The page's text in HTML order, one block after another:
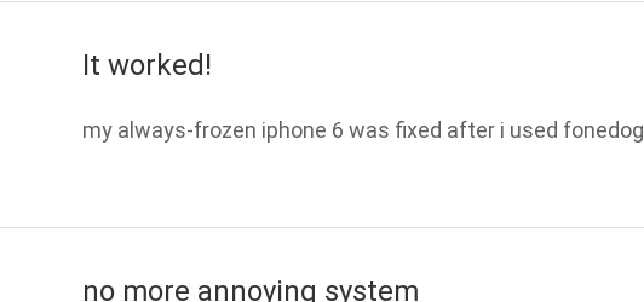
It worked!
my always-frozen iphone 6 was fixed after i used fonedog
no more annoying system